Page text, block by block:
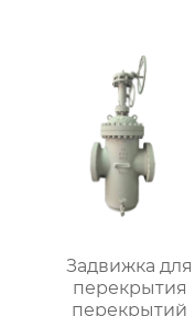
Задвижка для
перекрытия
перекрытий